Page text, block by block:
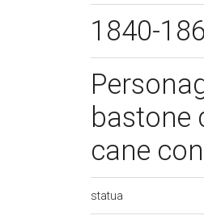
1840-
bastone
cane
statua